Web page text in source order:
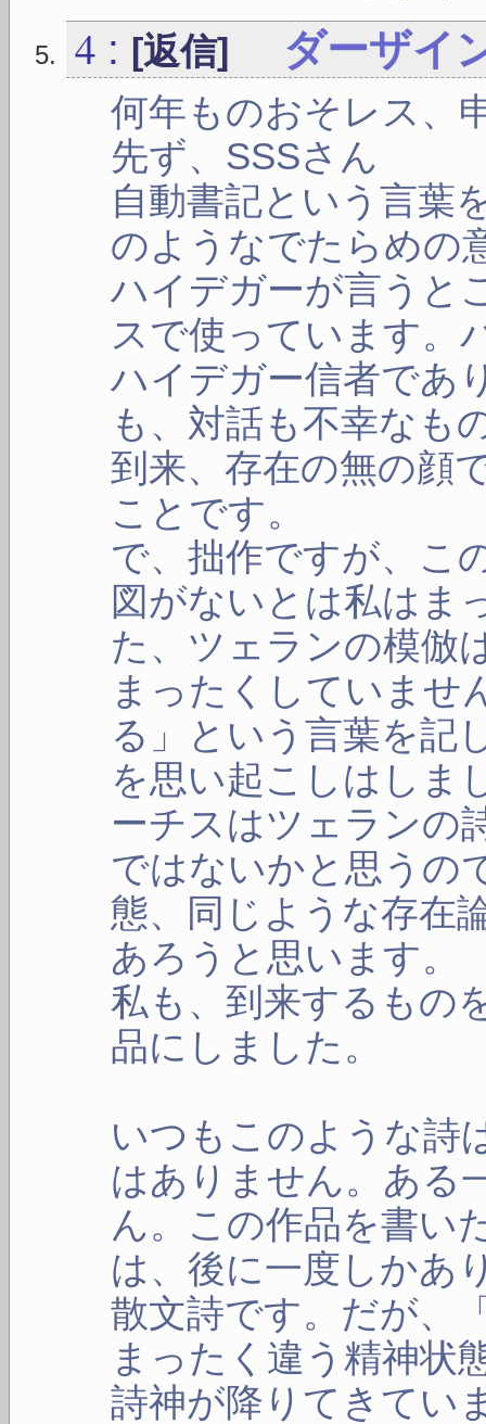
4 : [返信] ダーザイ
何年ものおそレス、
先ず、SSSさん
自動書記という言葉
のようなでたらめの
ハイデガーが言うと
スで使っています。
ハイデガー信者であ
も、対話も不幸なも
到来、存在の無の顔
ことです。
で、拙作ですが、こ
図がないとは私はま
た、ツェランの模倣
まったくしていませ
る」という言葉を記
を思い起こしはしま
ーチスはツェランの
ではないかと思うの
態、同じような存在
あろうと思います。
私も、到来するもの
品にしました。
いつもこのような詩
はありません。ある
ん。この作品を書い
は、後に一度しかあ
散文詩です。だが、
まったく違う精神状
詩神が降りてきてい